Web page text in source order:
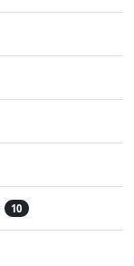
10